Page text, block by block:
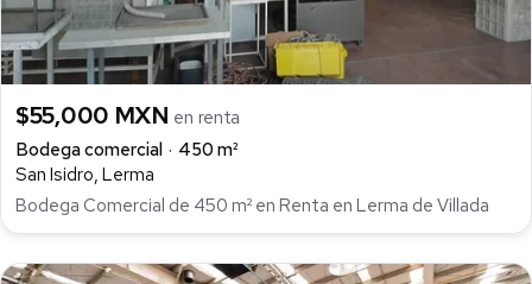
$55,000 MXN en renta
Bodega comercial
450 m²
San Isidro, Lerma
Bodega Comercial de 450 m² en Renta en Lerma de Villada